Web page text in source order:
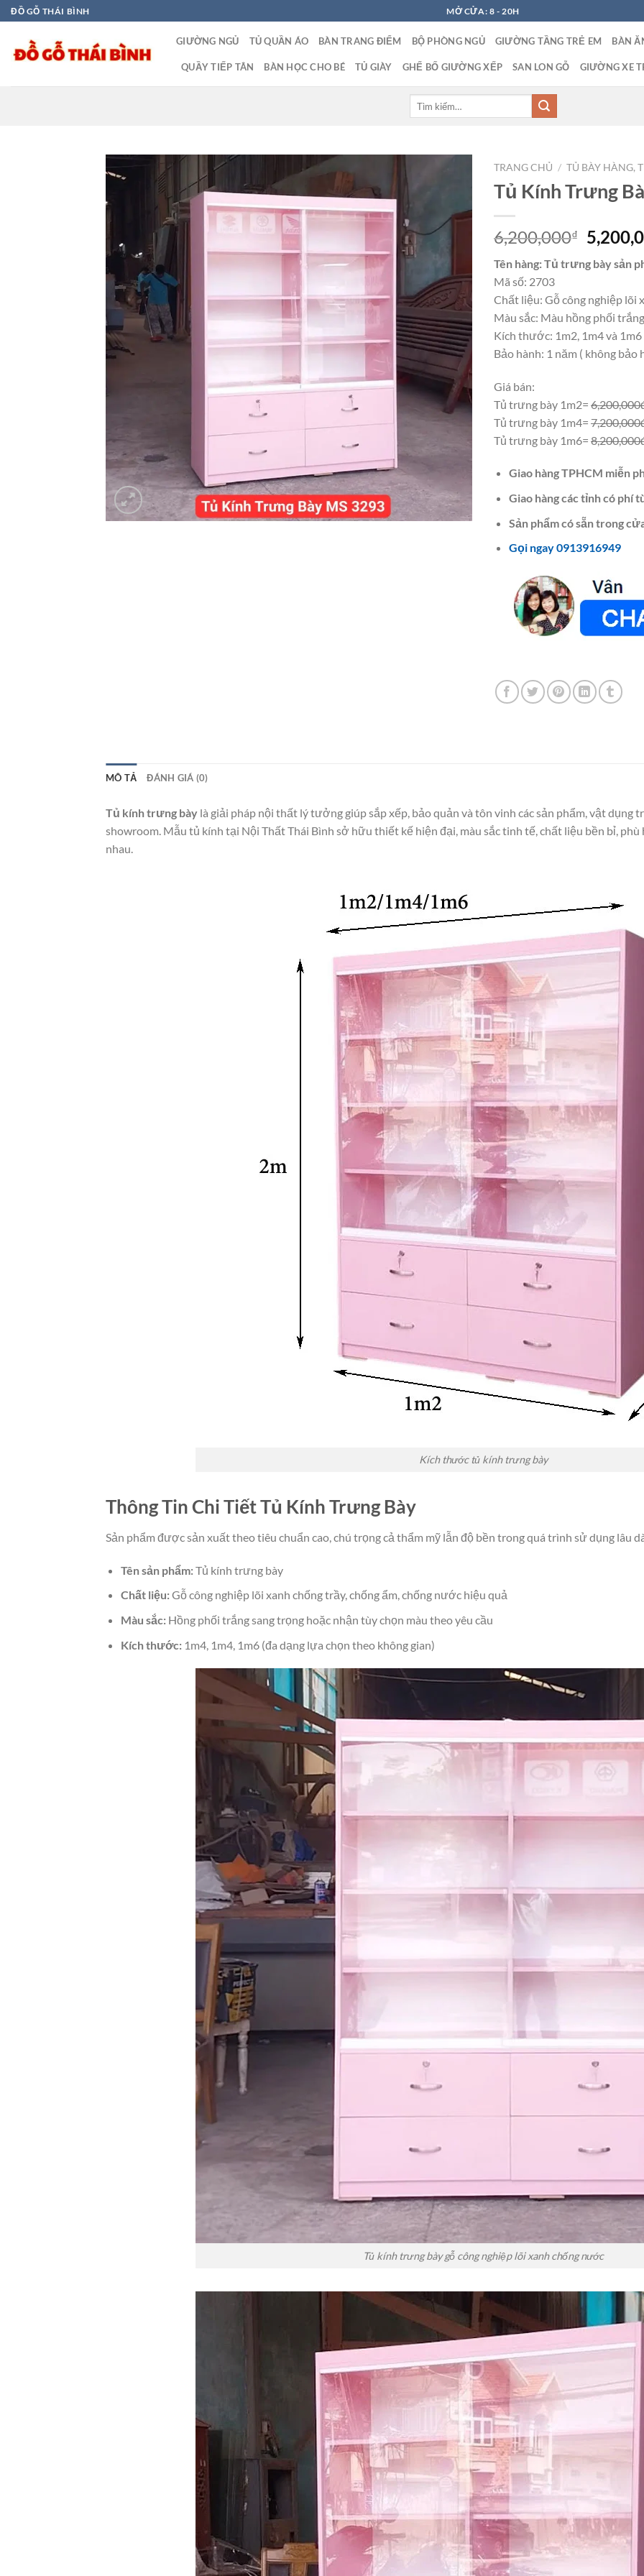
Bỏ
qua
dung
ĐỒ GỖ THÁI BÌNH MỞ CỬA: 8 - 20H
GIƯỜNG NGỦ TỦ QUẦN ÁO BÀN TRANG ĐIỂM BỘ PHÒNG NGỦ GIƯỜNG TẦNG TRẺ EM BÀN
QUẦY TIẾP TÂN BÀN HỌC CHO BÉ TỦ GIÀY GHẾ BỐ GIƯỜNG XẾP SAN LON GỖ GIƯỜNG XE
TRANG CHỦ / TỦ BÀY HÀNG,
Tủ Kính Trưng
6,200,000₫
Giá
gốc
là:
Tên hàng: Tủ trưng bày sản
Mã số: 2703
Chất liệu: Gỗ công nghiệp lõi
Màu sắc: Màu hồng phối
Kích thước: 1m2, 1m4 và 1m6
Bảo hành: 1 năm ( không bảo
Giá bán:
Tủ trưng bày 1m2=
Tủ trưng bày 1m4=
Tủ trưng bày 1m6=
Giao hàng TPHCM miễn
Giao hàng các tỉnh có phí
Sản phẩm có sẵn trong
Gọi ngay 0913916949
MÔ TẢ ĐÁNH GIÁ (0)
Tủ kính trưng bày là giải pháp nội thất lý tưởng giúp sắp xếp, bảo quản và tôn vinh các sản phẩm, vật dụng
showroom. Mẫu tủ kính tại Nội Thất Thái Bình sở hữu thiết kế hiện đại, màu sắc tinh tế, chất liệu bền bỉ,
nhau.
Kích thước tủ kính trưng bày
Thông Tin Chi Tiết Tủ Kính Trưng Bày
Sản phẩm được sản xuất theo tiêu chuẩn cao, chú trọng cả thẩm mỹ lẫn độ bền trong quá trình sử dụng lâu
Tên sản phẩm:Tủ kính trưng bày
Chất liệu:Gỗ công nghiệp lõi xanh chống trầy, chống ẩm, chống nước hiệu quả
Màu sắc:Hồng phối trắng sang trọng hoặc nhận tùy chọn màu theo yêu cầu
Kích thước:1m4, 1m4, 1m6 (đa dạng lựa chọn theo không gian)
Tủ kính trưng bày gỗ công nghiệp lõi xanh chống nước